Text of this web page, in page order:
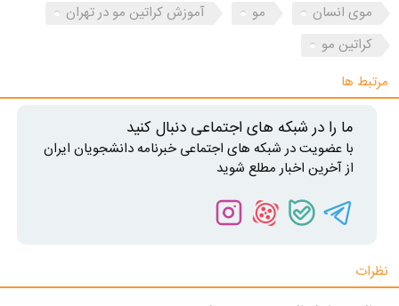
موی انسان مو
آموزش کراتین مو در تهران
کراتین مو
مرتبط ها
ما را در شبکه های اجتماعی دنبال کنید
با عضویت در شبکه های اجتماعی خبرنامه دانشجویان ایران
از آخرین اخبار مطلع شوید
نظرات